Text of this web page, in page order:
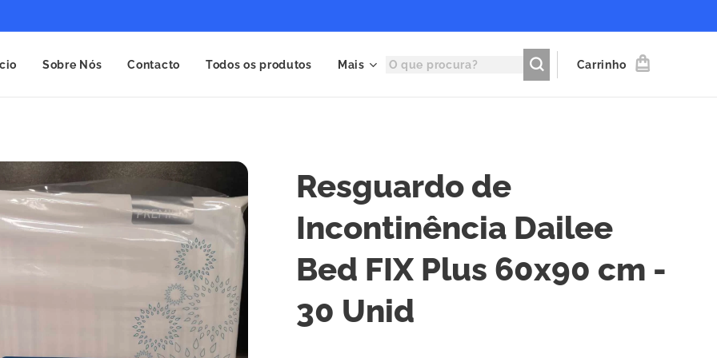
Sobre Nós Contacto Todos os produtos Mais Carrinho
Resguardo de
Incontinência Dailee
Bed FIX Plus 60x90 cm -
30 Unid